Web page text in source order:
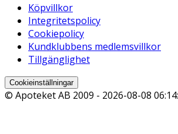
Köpvillkor
Integritetspolicy
Cookiepolicy
Kundklubbens medlemsvillkor
Tillgänglighet
Cookieinställningar
© Apoteket AB 2009 - 2026-08-08